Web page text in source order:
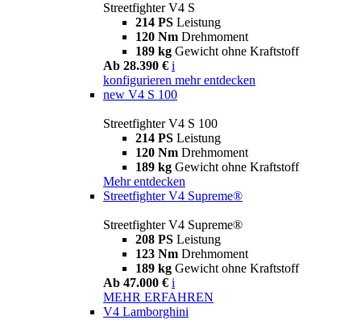
Streetfighter V4 S
214 PS Leistung
120 Nm Drehmoment
189 kg Gewicht ohne Kraftstoff
Ab 28.390 € i
konfigurieren mehr entdecken
new V4 S 100
Streetfighter V4 S 100
214 PS Leistung
120 Nm Drehmoment
189 kg Gewicht ohne Kraftstoff
Mehr entdecken
Streetfighter V4 Supreme®
Streetfighter V4 Supreme®
208 PS Leistung
123 Nm Drehmoment
189 kg Gewicht ohne Kraftstoff
Ab 47.000 € i
MEHR ERFAHREN
V4 Lamborghini